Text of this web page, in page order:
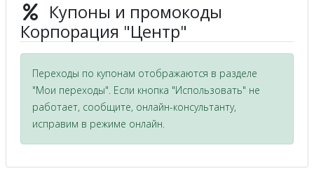
Купоны и промокоды
Корпорация "Центр"
Переходы по купонам отображаются в разделе
"Мои переходы". Если кнопка "Использовать" не
работает, сообщите, онлайн-консультанту,
исправим в режиме онлайн.